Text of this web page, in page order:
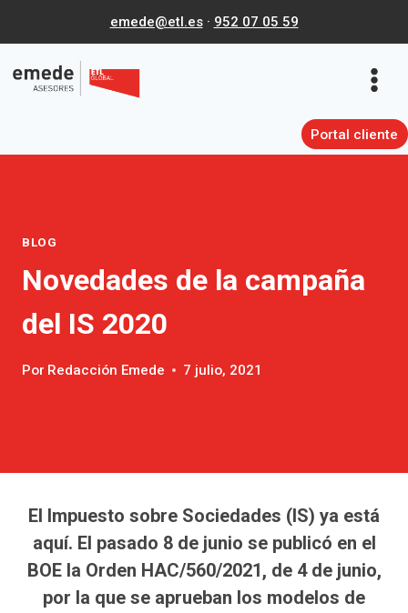
al
contenido
emede@etl.es· 952 07 05 59
Portal cliente
BLOG
Novedades de la campaña
del IS 2020
Por Redacción Emede 7 julio, 2021
El Impuesto sobre Sociedades (IS) ya está
aquí. El pasado 8 de junio se publicó en el
BOE la Orden HAC/560/2021, de 4 de junio,
por la que se aprueban los modelos de